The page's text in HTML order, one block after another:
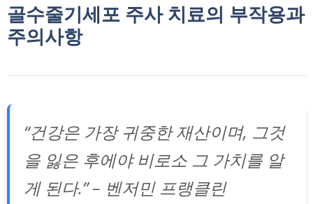
골수줄기세포 주사 치료의 부작용과
주의사항
“건강은 가장 귀중한 재산이며, 그것
을 잃은 후에야 비로소 그 가치를 알
게 된다.” – 벤저민 프랭클린